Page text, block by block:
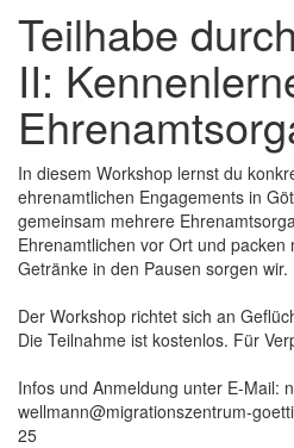
Teilhabe
II:
In diesem Workshop lernst du
ehrenamtlichen Engagements in
gemeinsam mehrere
Ehrenamtlichen vor Ort und
Getränke in den Pausen sorgen wir.
Der Workshop richtet sich an
Die Teilnahme ist kostenlos. Für
Infos und Anmeldung unter E-Mail:
wellmann@migrationszentrum-
25